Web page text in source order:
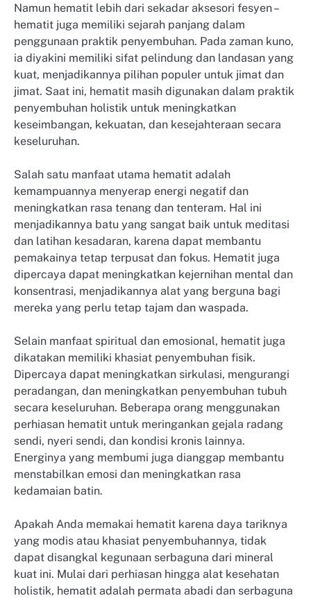
Namun hematit lebih dari sekadar aksesori fesyen –
hematit juga memiliki sejarah panjang dalam
penggunaan praktik penyembuhan. Pada zaman kuno,
ia diyakini memiliki sifat pelindung dan landasan yang
kuat, menjadikannya pilihan populer untuk jimat dan
jimat. Saat ini, hematit masih digunakan dalam praktik
penyembuhan holistik untuk meningkatkan
keseimbangan, kekuatan, dan kesejahteraan secara
keseluruhan.
Salah satu manfaat utama hematit adalah
kemampuannya menyerap energi negatif dan
meningkatkan rasa tenang dan tenteram. Hal ini
menjadikannya batu yang sangat baik untuk meditasi
dan latihan kesadaran, karena dapat membantu
pemakainya tetap terpusat dan fokus. Hematit juga
dipercaya dapat meningkatkan kejernihan mental dan
konsentrasi, menjadikannya alat yang berguna bagi
mereka yang perlu tetap tajam dan waspada.
Selain manfaat spiritual dan emosional, hematit juga
dikatakan memiliki khasiat penyembuhan fisik.
Dipercaya dapat meningkatkan sirkulasi, mengurangi
peradangan, dan meningkatkan penyembuhan tubuh
secara keseluruhan. Beberapa orang menggunakan
perhiasan hematit untuk meringankan gejala radang
sendi, nyeri sendi, dan kondisi kronis lainnya.
Energinya yang membumi juga dianggap membantu
menstabilkan emosi dan meningkatkan rasa
kedamaian batin.
Apakah Anda memakai hematit karena daya tariknya
yang modis atau khasiat penyembuhannya, tidak
dapat disangkal kegunaan serbaguna dari mineral
kuat ini. Mulai dari perhiasan hingga alat kesehatan
holistik, hematit adalah permata abadi dan serbaguna